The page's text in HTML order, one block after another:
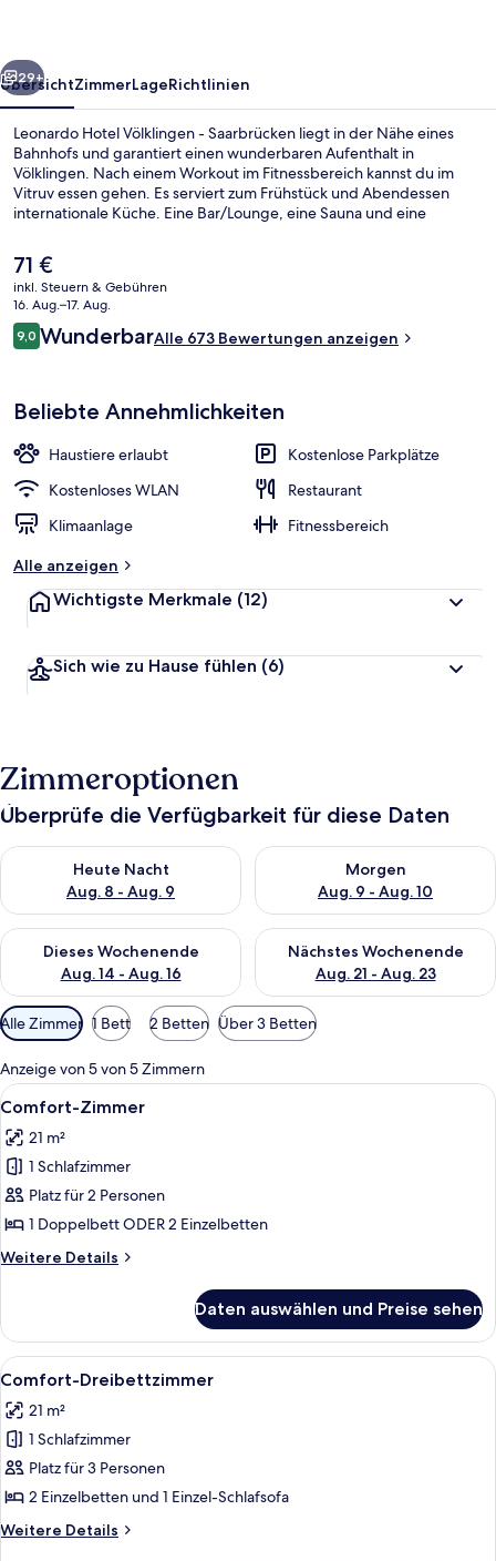
Weiter
29+
ÜbersichtZimmerLageRichtlinien
Leonardo Hotel Völklingen - Saarbrücken liegt in der Nähe eines
Bahnhofs und garantiert einen wunderbaren Aufenthalt in
Völklingen. Nach einem Workout im Fitnessbereich kannst du im
Vitruv essen gehen. Es serviert zum Frühstück und Abendessen
internationale Küche. Eine Bar/Lounge, eine Sauna und eine
das hilfsbereite Personal.
Der
aktuelle
Preis
beträgt
71 €.
71 €
inkl. Steuern & Gebühren
16. Aug.–17. Aug.
Bewertungen
9,09,0 von 10.
WunderbarAlle 673 Bewertungen anzeigen
Beliebte Annehmlichkeiten
Haustiere erlaubt
Kostenlose Parkplätze
Kostenloses WLAN
Restaurant
Klimaanlage
Fitnessbereich
Alle anzeigen
Wichtigste Merkmale (12)
Sich wie zu Hause fühlen (6)
Zimmeroptionen
Überprüfe die Verfügbarkeit für diese Daten
Heute Nacht
Aug. 8 - Aug. 9
Überprüfe die Verfügbarkeit für heute Nacht, Aug. 8 - Aug. 9.
Morgen
Aug. 9 - Aug. 10
Überprüfe die Verfügbarkeit
Dieses Wochenende
Aug. 14 - Aug. 16
Überprüfe die Verfügbarkeit für dieses Wochenende, Aug. 14
Nächstes Wochenende
Aug. 21 - Aug. 23
Überprüfe die Verfügbarkeit
Verfügbare
Filter
für
Zimmer
Alle Zimmer 1 Bett 2 Betten Über 3 Betten
Anzeige von 5 von 5 Zimmern
Alle
Fotos
für
Comfort-
Zimmer
anzeigen
Ein Hotelzimmer mit einem großen
4
Comfort-Zimmer
21 m²
1 Schlafzimmer
Platz für 2 Personen
1 Doppelbett ODER 2 Einzelbetten
Weitere Details
Weitere
Zimmer
Daten auswählen und Preise sehen
Alle
Fotos
für
Comfort-
Dreibettzimmer
anzeigen
Ein Hotelzimmer mit einem großen
4
Comfort-Dreibettzimmer
21 m²
1 Schlafzimmer
Platz für 3 Personen
2 Einzelbetten und 1 Einzel-Schlafsofa
Weitere Details
Weitere